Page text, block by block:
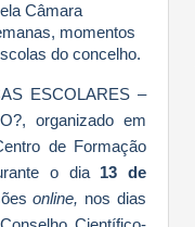
Câmara
momentos
do concelho.
ESCOLARES –
organizado em
de Formação
o dia 13 de
online, nos dias